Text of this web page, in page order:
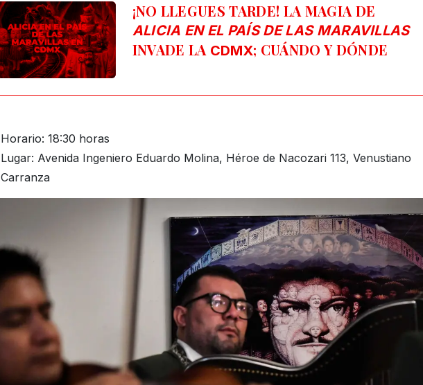
¡NO LLEGUES TARDE! LA MAGIA DE
ALICIA EN EL PAÍS DE LAS MARAVILLAS
INVADE LA CDMX; CUÁNDO Y DÓNDE
Horario: 18:30 horas
Lugar: Avenida Ingeniero Eduardo Molina, Héroe de Nacozari 113, Venustiano
Carranza